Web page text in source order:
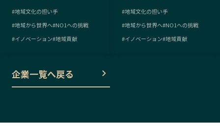
#地域文化の担い手
#地域から世界へ#NO1への挑戦
#イノベーション#地域貢献
#地域文化の担い手
#地域から世界へ#NO1への挑戦
#イノベーション#地域貢献
企業一覧へ戻る